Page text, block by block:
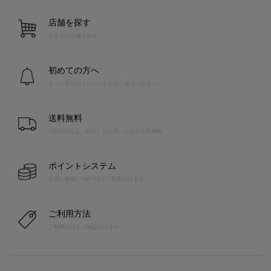
店舗を探す
お近くの店舗を探す
初めての方へ
送料無料
10,000円以上（税込）のお買い上げで送料無料
ポイントシステム
お買い物毎に1pt=1円でご利用頂けます
ご利用方法